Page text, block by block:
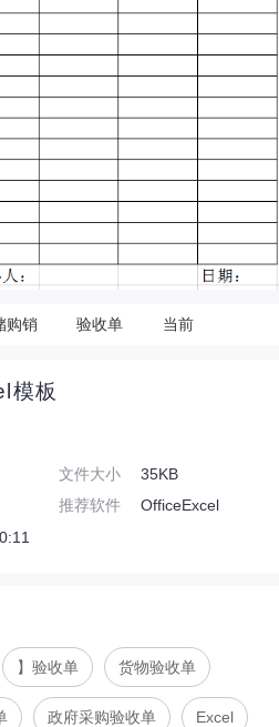
购销 验收单 当前
模板
文件大小
35KB
推荐软件
OfficeExcel
】验收单 货物验收单
政府采购验收单 Excel